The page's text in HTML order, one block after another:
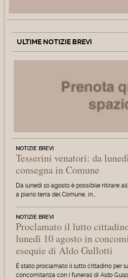
ULTIME NOTIZIE BREVI
NOTIZIE BREVI
Tesserini venatori: da
consegna in Comune
Da lunedì 10 agosto è possibile ritirare
a piano terra del Comune, in…
NOTIZIE BREVI
Proclamato il lutto
lunedì 10 agosto in
esequie di Aldo Gullotti
È stato proclamato il lutto cittadino per
concomitanza con i funerali di Aldo